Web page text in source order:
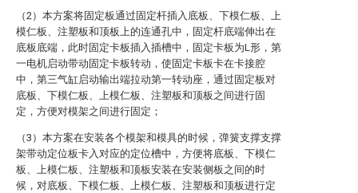
（2）本方案将固定板通过固定杆插入底板、下模仁板、上
模仁板、注塑板和顶板上的连通孔中，固定杆底端伸出在
底板底端，此时固定卡板插入插槽中，固定卡板为L形，第
一电机启动带动固定卡板转动，使固定卡板卡在卡接腔
中，第三气缸启动输出端拉动第一转动座，通过固定板对
底板、下模仁板、上模仁板、注塑板和顶板之间进行固
定，方便对模架之间进行固定；
（3）本方案在安装各个模架和模具的时候，弹簧支撑支撑
架带动定位板卡入对应的定位槽中，方便将底板、下模仁
板、上模仁板、注塑板和顶板安装在安装侧板之间的时
候，对底板、下模仁板、上模仁板、注塑板和顶板进行定